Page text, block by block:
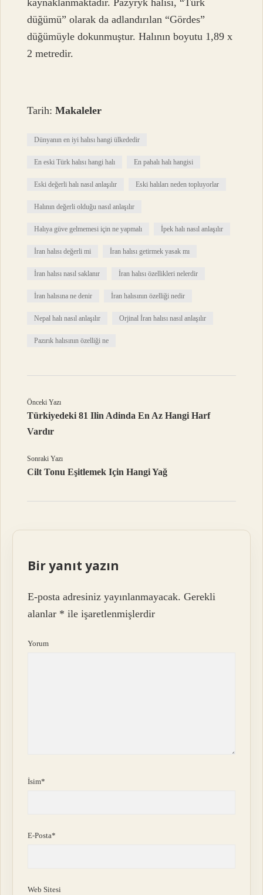
kaynaklanmaktadır. Pazyryk halısı, “Türk
düğümü” olarak da adlandırılan “Gördes”
düğümüyle dokunmuştur. Halının boyutu 1,89 x
2 metredir.
Tarih:Makaleler
Dünyanın en iyi halısı hangi ülkededir
En eski Türk halısı hangi halı En pahalı halı hangisi
Eski değerli halı nasıl anlaşılır Eski halıları neden topluyorlar
Halının değerli olduğu nasıl anlaşılır
Halıya güve gelmemesi için ne yapmalı İpek halı nasıl anlaşılır
İran halısı değerli mi İran halısı getirmek yasak mı
İran halısı nasıl saklanır İran halısı özellikleri nelerdir
İran halısına ne denir İran halısının özelliği nedir
Nepal halı nasıl anlaşılır Orjinal İran halısı nasıl anlaşılır
Pazırık halısının özelliği ne
Önceki Yazı
Türkiyedeki 81 Ilin Adinda En Az Hangi Harf
Vardır
Sonraki Yazı
Cilt Tonu Eşitlemek Için Hangi Yağ
Bir yanıt yazın
E-posta adresiniz yayınlanmayacak. Gerekli
alanlar * ile işaretlenmişlerdir
Yorum
İsim*
E-Posta*
Web Sitesi